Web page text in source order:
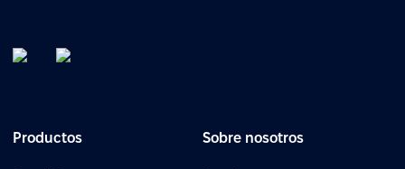
Productos Sobre nosotros